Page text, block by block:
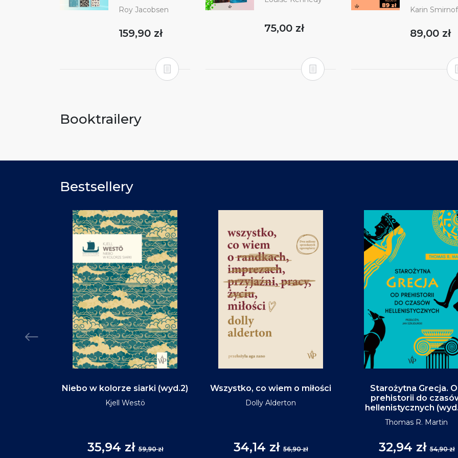
Roy Jacobsen
159,90 zł 75,00 zł
Karin
89,00 zł
Booktrailery
Bestsellery
Niebo w kolorze siarki (wyd.2)
Kjell Westö
35,94 zł59,90 zł
Wszystko, co wiem o miłości
Dolly Alderton
34,14 zł 56,90 zł
Starożytna Grecja.
prehistorii do
hellenistycznych
Thomas R. Martin
32,94 zł54,90 zł